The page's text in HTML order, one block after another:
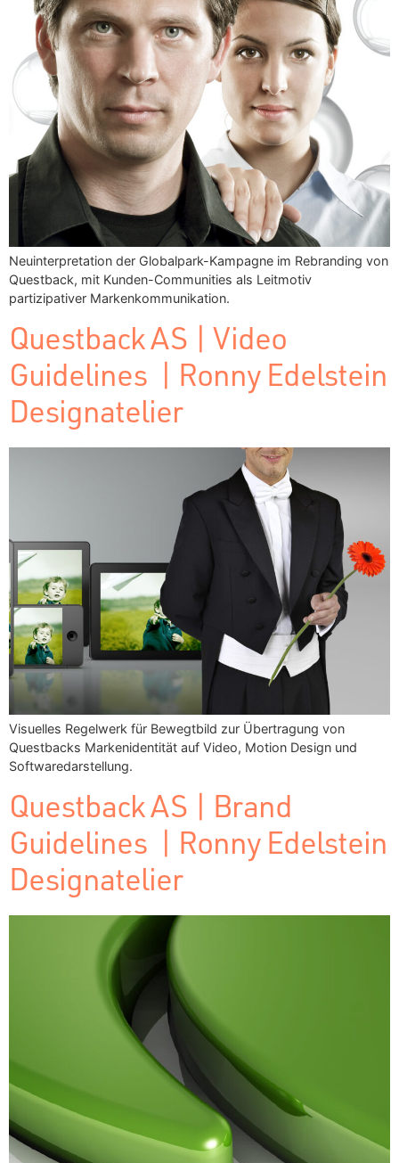
Neuinterpretation der Globalpark-Kampagne im Rebranding von
Questback, mit Kunden-Communities als Leitmotiv
partizipativer Markenkommunikation.
Questback AS | Video
Guidelines | Ronny Edelstein
Designatelier
Visuelles Regelwerk für Bewegtbild zur Übertragung von
Questbacks Markenidentität auf Video, Motion Design und
Softwaredarstellung.
Questback AS | Brand
Guidelines | Ronny Edelstein
Designatelier